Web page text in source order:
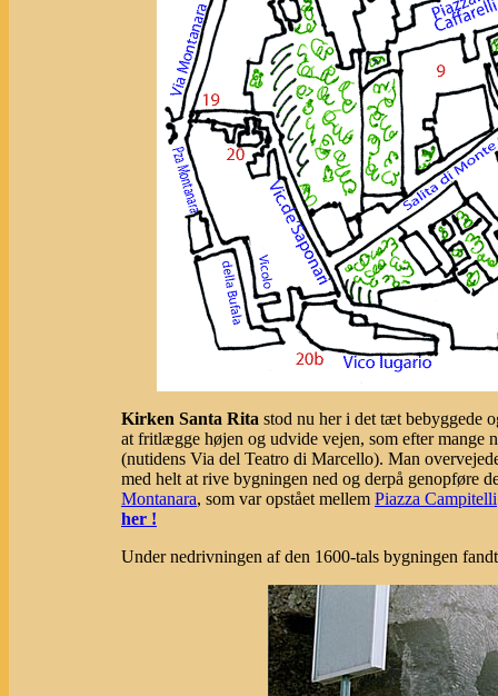
Kirken Santa Rita stod nu her i det tæt bebyggede
at fritlægge højen og udvide vejen, som efter mange
(nutidens Via del Teatro di Marcello). Man
med helt at rive bygningen ned og derpå genopføre
Montanara, som var opstået mellem Piazza Campitelli
her !
Under nedrivningen af den 1600-tals bygningen